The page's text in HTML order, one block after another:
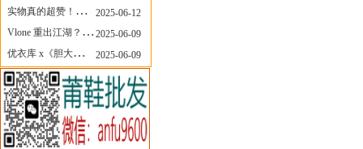
实物真的超赞！NB 新款 2010 新配色
2025-06-12
Vlone 重出江湖？突然又要联名，谁能想到！
2025-06-09
优衣库 x《胆大党》新品公布，第二季联动周边来了！
2025-06-09